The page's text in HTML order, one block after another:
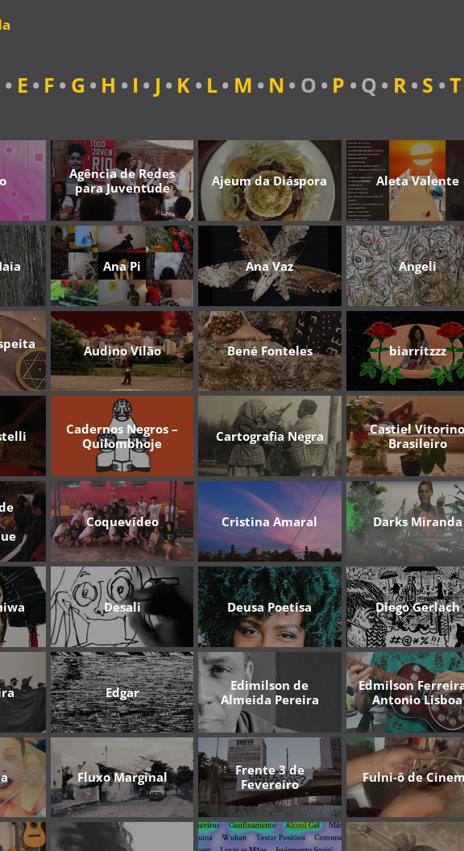
• E • F • G • H • I • J • K • L• M • N • O • P • Q • R• S •T
Agência de Redes
para Juventude
Ajeum da Diáspora Aleta Valente
Ana Pi Ana Vaz Angeli
Audino Vilão Bené Fonteles biarritzzz
Cadernos Negros –
Quilombhoje
Cartografia Negra
Castiel
Brasileiro
Coquevídeo Cristina Amaral Darks Miranda
Desali Deusa Poetisa Diego Gerlach
Edgar
Edimilson de
Almeida Pereira
Edmilson
Antonio Lisboa
Fluxo Marginal
Frente 3 de
Fevereiro
Fulni-ô de